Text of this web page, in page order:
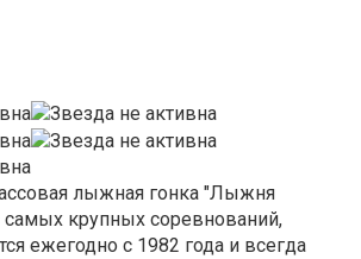
лыжная гонка "Лыжня
самых крупных соревнований,
ежегодно с 1982 года и всегда